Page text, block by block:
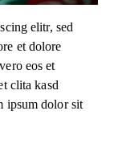
elitr, sed
et dolore
eos et
clita kasd
ipsum dolor sit